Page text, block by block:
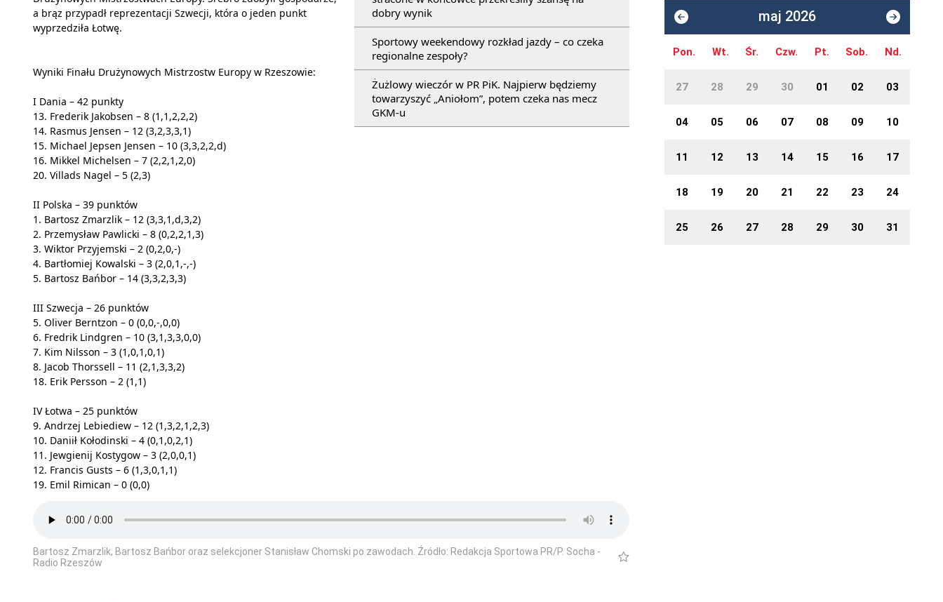
dobry wynik
Sportowy weekendowy rozkład jazdy – co czeka
regionalne zespoły?
Żużlowy wieczór w PR PiK. Najpierw będziemy
towarzyszyć „Aniołom”, potem czeka nas mecz
GKM-u
a brąz przypadł reprezentacji Szwecji, która o jeden punkt
wyprzedziła Łotwę.
Wyniki Finału Drużynowych Mistrzostw Europy w Rzeszowie:
I Dania – 42 punkty
13. Frederik Jakobsen – 8 (1,1,2,2,2)
14. Rasmus Jensen – 12 (3,2,3,3,1)
15. Michael Jepsen Jensen – 10 (3,3,2,2,d)
16. Mikkel Michelsen – 7 (2,2,1,2,0)
20. Villads Nagel – 5 (2,3)
II Polska – 39 punktów
1. Bartosz Zmarzlik – 12 (3,3,1,d,3,2)
2. Przemysław Pawlicki – 8 (0,2,2,1,3)
3. Wiktor Przyjemski – 2 (0,2,0,-)
4. Bartłomiej Kowalski – 3 (2,0,1,-,-)
5. Bartosz Bańbor – 14 (3,3,2,3,3)
III Szwecja – 26 punktów
5. Oliver Berntzon – 0 (0,0,-,0,0)
6. Fredrik Lindgren – 10 (3,1,3,3,0,0)
7. Kim Nilsson – 3 (1,0,1,0,1)
8. Jacob Thorssell – 11 (2,1,3,3,2)
18. Erik Persson – 2 (1,1)
IV Łotwa – 25 punktów
9. Andrzej Lebiediew – 12 (1,3,2,1,2,3)
10. Daniił Kołodinski – 4 (0,1,0,2,1)
11. Jewgienij Kostygow – 3 (2,0,0,1)
12. Francis Gusts – 6 (1,3,0,1,1)
19. Emil Rimican – 0 (0,0)
Bartosz Zmarzlik, Bartosz Bańbor oraz selekcjoner Stanisław Chomski po zawodach. Źródło: Redakcja Sportowa PR/P. Socha -
Radio Rzeszów
maj 2026
Pon. Wt. Śr. Czw. Pt. Sob. Nd.
27 28 29 30 01 02 03
04 05 06 07 08 09 10
11 12 13 14 15 16 17
18 19 20 21 22 23 24
25 26 27 28 29 30 31